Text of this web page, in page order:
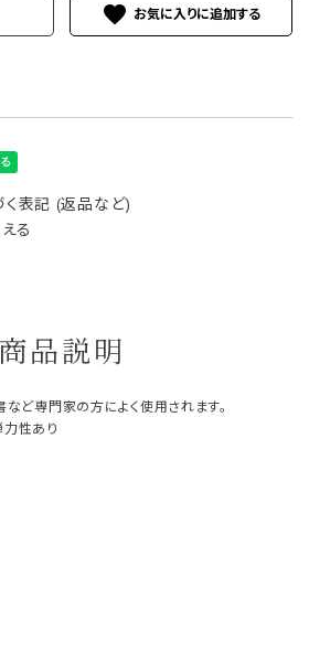
favorite
表記 (返品など)
る
商品説明
など専門家の方によく使用されます。
性あり